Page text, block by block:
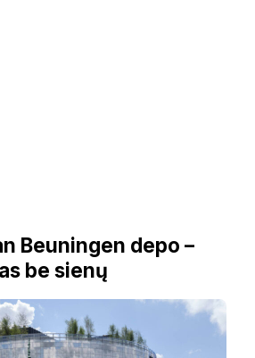
Beuningen depo –
be sienų